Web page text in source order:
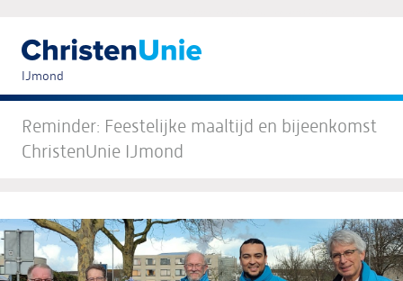
IJmond
Reminder: Feestelijke maaltijd en bijeenkomst
ChristenUnie IJmond